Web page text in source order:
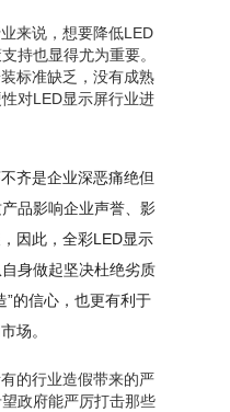
来说，想要降低LED
持也显得尤为重要。
标准缺乏，没有成熟
对LED显示屏行业进
齐是企业深恶痛绝但
品影响企业声誉、影
因此，全彩LED显示
身做起坚决杜绝劣质
”的信心，也更有利于
场。
的行业造假带来的严
政府能严厉打击那些